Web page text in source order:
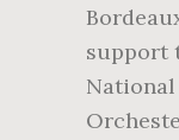
support
National